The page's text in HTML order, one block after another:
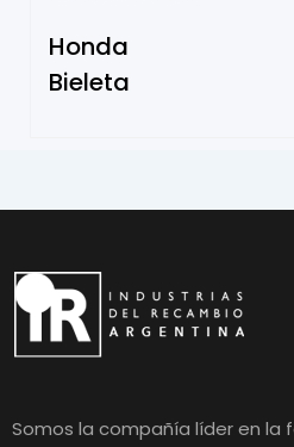
Honda
Bieleta
Somos la compañía líder en la